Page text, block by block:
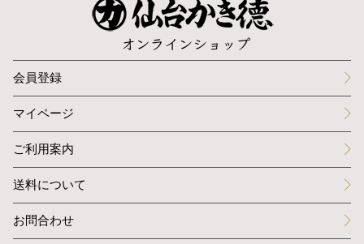
会員登録
マイページ
ご利用案内
送料について
お問合わせ